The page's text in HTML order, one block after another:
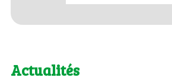
Actualités